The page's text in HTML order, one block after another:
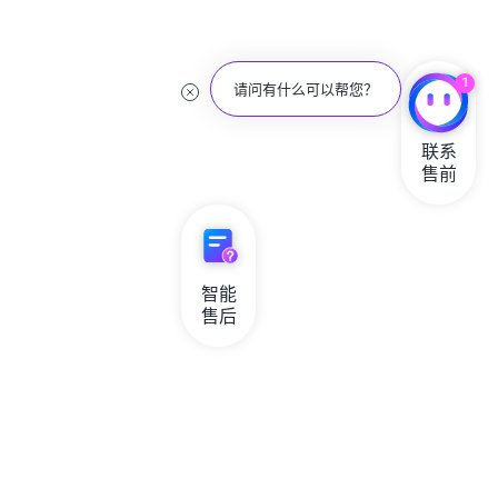
请问有什么可以帮您？ 1
联系
售前
智能
售后